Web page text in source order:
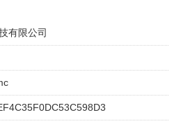
有限公司